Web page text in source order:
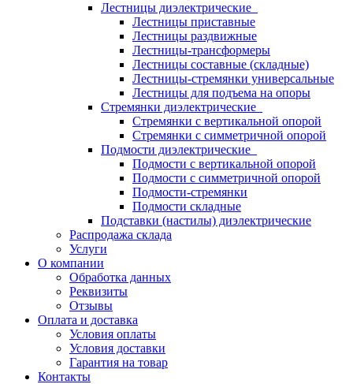
Лестницы диэлектрические
Лестницы приставные
Лестницы раздвижные
Лестницы-трансформеры
Лестницы составные (складные)
Лестницы-стремянки универсальные
Лестницы для подъема на опоры
Стремянки диэлектрические
Стремянки с вертикальной опорой
Стремянки с симметричной опорой
Подмости диэлектрические
Подмости с вертикальной опорой
Подмости с симметричной опорой
Подмости-стремянки
Подмости складные
Подставки (настилы) диэлектрические
Распродажа склада
Услуги
О компании
Обработка данных
Реквизиты
Отзывы
Оплата и доставка
Условия оплаты
Условия доставки
Гарантия на товар
Контакты